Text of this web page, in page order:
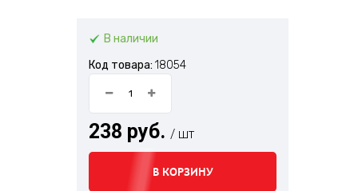
В наличии
Код товара: 18054
238 руб. / шт
В КОРЗИНУ